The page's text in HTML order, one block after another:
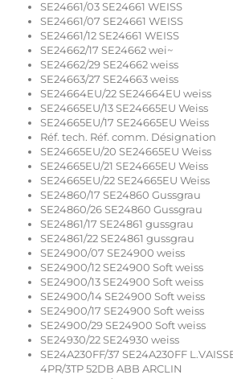
SE24661/03 SE24661 WEISS
SE24661/07 SE24661 WEISS
SE24661/12 SE24661 WEISS
SE24662/17 SE24662 wei~
SE24662/29 SE24662 weiss
SE24663/27 SE24663 weiss
SE24664EU/22 SE24664EU weiss
SE24665EU/13 SE24665EU Weiss
SE24665EU/17 SE24665EU Weiss
Réf. tech. Réf. comm. Désignation
SE24665EU/20 SE24665EU Weiss
SE24665EU/21 SE24665EU Weiss
SE24665EU/22 SE24665EU Weiss
SE24860/17 SE24860 Gussgrau
SE24860/26 SE24860 Gussgrau
SE24861/17 SE24861 gussgrau
SE24861/22 SE24861 gussgrau
SE24900/07 SE24900 weiss
SE24900/12 SE24900 Soft weiss
SE24900/13 SE24900 Soft weiss
SE24900/14 SE24900 Soft weiss
SE24900/17 SE24900 Soft weiss
SE24900/29 SE24900 Soft weiss
SE24930/22 SE24930 weiss
SE24A230FF/37 SE24A230FF
4PR/3TP 52DB ABB ARCLIN